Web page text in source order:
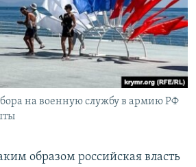
на военную службу в армию РФ
образом российская власть